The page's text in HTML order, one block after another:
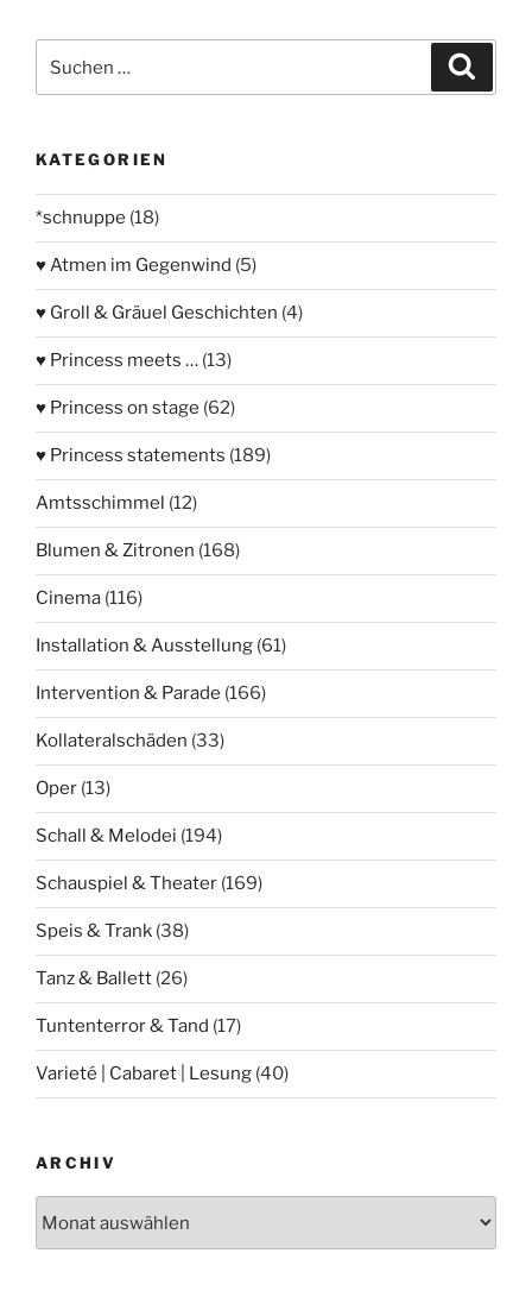
nach:
KATEGORIEN
*schnuppe (18)
♥ Atmen im Gegenwind (5)
♥ Groll & Gräuel Geschichten (4)
♥ Princess meets … (13)
♥ Princess on stage (62)
♥ Princess statements (189)
Amtsschimmel (12)
Blumen & Zitronen (168)
Cinema (116)
Installation & Ausstellung (61)
Intervention & Parade (166)
Kollateralschäden (33)
Oper (13)
Schall & Melodei (194)
Schauspiel & Theater (169)
Speis & Trank (38)
Tanz & Ballett (26)
Tuntenterror & Tand (17)
Varieté | Cabaret | Lesung (40)
ARCHIV